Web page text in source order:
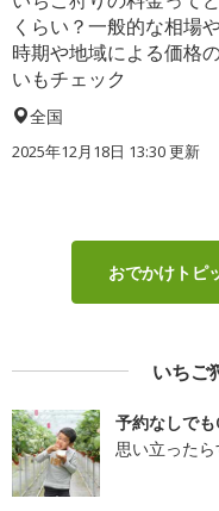
くらい？一般的な相場や
時期や地域による価格
いもチェック
全国
2025年12月18日 13:30 更新
おでかけトピ
いちご
予約なしで
思い立った